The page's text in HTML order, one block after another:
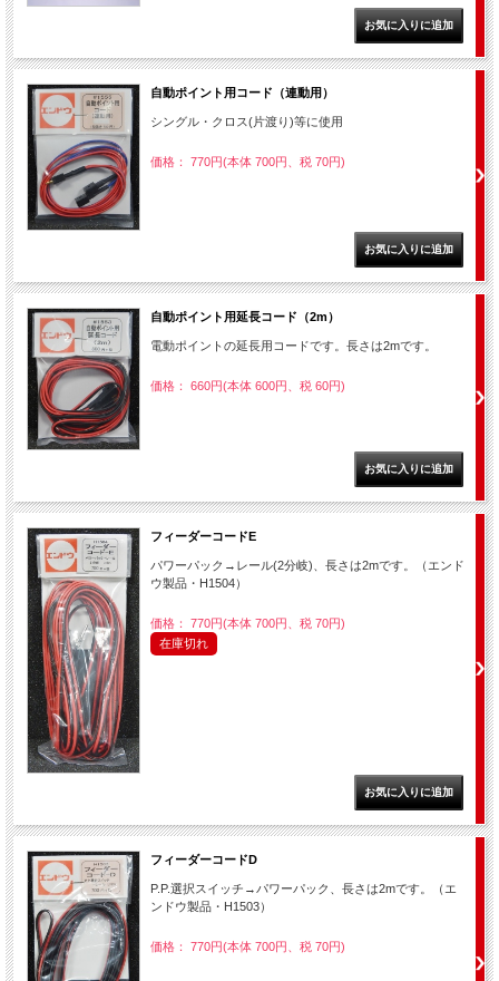
自動ポイント用コード（連動用）
シングル・クロス(片渡り)等に使用
価格： 770円(本体 700円、税 70円)
自動ポイント用延長コード（2m）
電動ポイントの延長用コードです。長さは2mです。
価格： 660円(本体 600円、税 60円)
フィーダーコードE
パワーパック→レール(2分岐)、長さは2mです。（エンド
ウ製品・H1504）
価格： 770円(本体 700円、税 70円)
在庫切れ
フィーダーコードD
P.P.選択スイッチ→パワーパック、長さは2mです。（エ
ンドウ製品・H1503）
価格： 770円(本体 700円、税 70円)